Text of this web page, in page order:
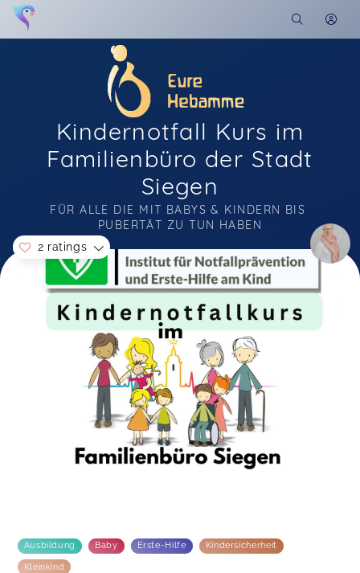
Kindernotfall Kurs im
Familienbüro der Stadt
Siegen
FÜR ALLE DIE MIT BABYS & KINDERN BIS
PUBERTÄT ZU TUN HABEN
Soon you will learn more about me here...
2 ratings
Ich fand den Kurs total super und habe sehr viel
lernen können. Vielen lieben Dank!
Gina Joelle,
Super Kurs. Wirklich sehr zu empfehlen.
Stefan,
Ausbildung Baby Erste-Hilfe Kindersicherheit
Kleinkind